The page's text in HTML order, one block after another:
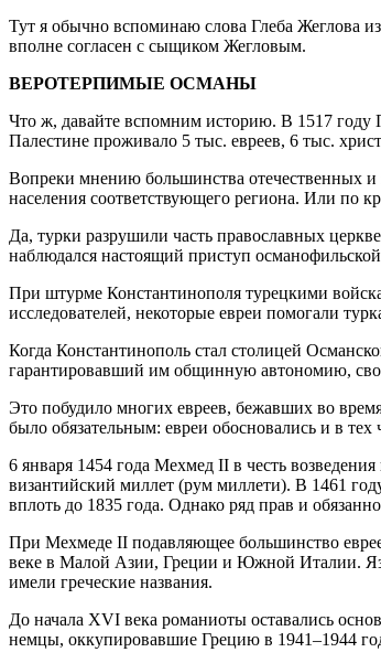
Тут я обычно вспоминаю слова Глеба Жеглова
вполне согласен с сыщиком Жегловым.
ВЕРОТЕРПИМЫЕ ОСМАНЫ
Что ж, давайте вспомним историю. В 1517 году
Палестине проживало 5 тыс. евреев, 6 тыс.
Вопреки мнению большинства отечественных и
населения соответствующего региона. Или по
Да, турки разрушили часть православных
наблюдался настоящий приступ
При штурме Константинополя турецкими
исследователей, некоторые евреи помогали
Когда Константинополь стал столицей
гарантировавший им общинную автономию,
Это побудило многих евреев, бежавших во
было обязательным: евреи обосновались и в тех
6 января 1454 года Мехмед II в честь
византийский миллет (рум миллети). В 1461
вплоть до 1835 года. Однако ряд прав и
При Мехмеде II подавляющее большинство
веке в Малой Азии, Греции и Южной Италии.
имели греческие названия.
До начала XVI века романиоты оставались
немцы, оккупировавшие Грецию в 1941–1944